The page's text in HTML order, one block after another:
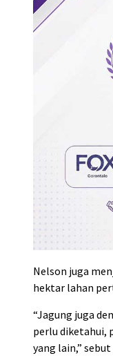
Nelson juga
hektar lahan
“Jagung juga
perlu diketahui,
yang lain,”